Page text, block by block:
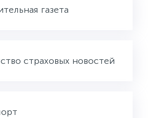
газета
страховых новостей